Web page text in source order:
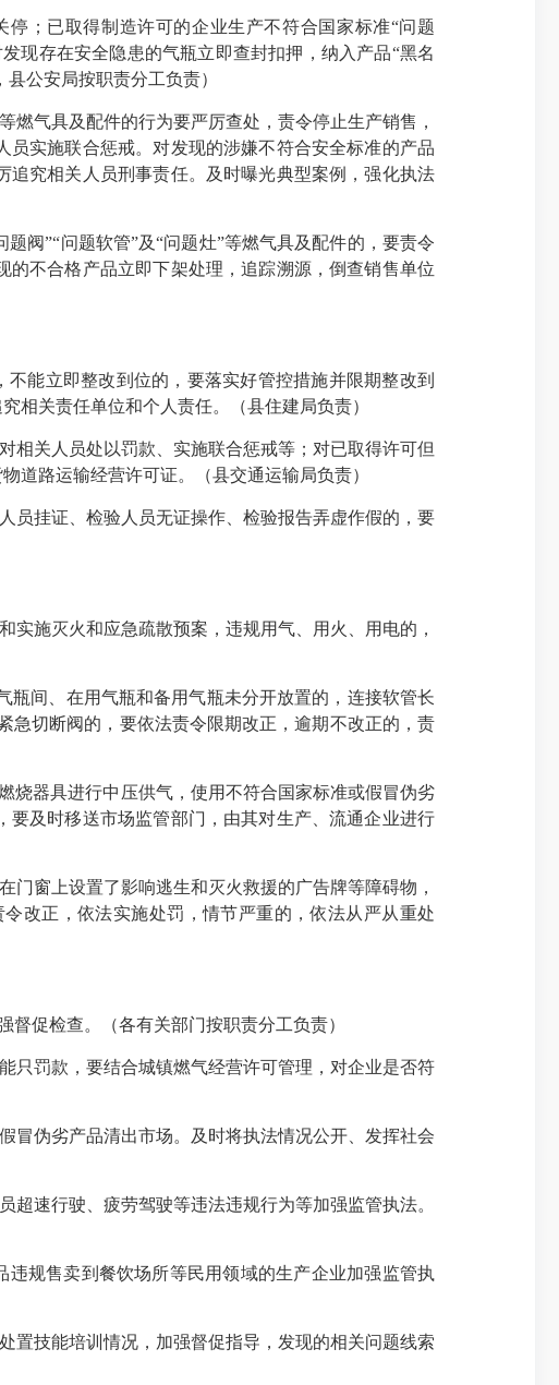
；已取得制造许可的企业生产不符合国家标准“问题
现存在安全隐患的气瓶立即查封扣押，纳入产品“黑名
公安局按职责分工负责）
气具及配件的行为要严厉查处，责令停止生产销售，
实施联合惩戒。对发现的涉嫌不符合安全标准的产品
究相关人员刑事责任。及时曝光典型案例，强化执法
阀”“问题软管”及“问题灶”等燃气具及配件的，要责令
不合格产品立即下架处理，追踪溯源，倒查销售单位
能立即整改到位的，要落实好管控措施并限期整改到
相关责任单位和个人责任。（县住建局负责）
关人员处以罚款、实施联合惩戒等；对已取得许可但
道路运输经营许可证。（县交通运输局负责）
挂证、检验人员无证操作、检验报告弄虚作假的，要
施灭火和应急疏散预案，违规用气、用火、用电的，
间、在用气瓶和备用气瓶未分开放置的，连接软管长
急切断阀的，要依法责令限期改正，逾期不改正的，责
器具进行中压供气，使用不符合国家标准或假冒伪劣
及时移送市场监管部门，由其对生产、流通企业进行
窗上设置了影响逃生和灭火救援的广告牌等障碍物，
改正，依法实施处罚，情节严重的，依法从严从重处
促检查。（各有关部门按职责分工负责）
罚款，要结合城镇燃气经营许可管理，对企业是否符
伪劣产品清出市场。及时将执法情况公开、发挥社会
速行驶、疲劳驾驶等违法违规行为等加强监管执法。
规售卖到餐饮场所等民用领域的生产企业加强监管执
技能培训情况，加强督促指导，发现的相关问题线索